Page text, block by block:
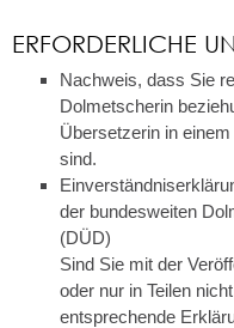
ERFORDERLICHE
Nachweis, dass Sie
Dolmetscherin
Übersetzerin in
sind.
der bundesweiten
(DÜD)
Sind Sie mit der
oder nur in Teilen
entsprechende